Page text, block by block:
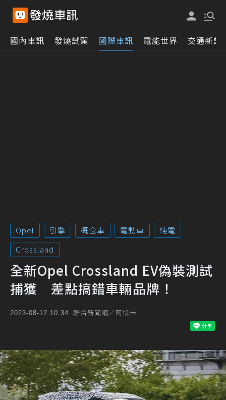
國內車訊 發燒試駕 國際車訊 電能世界 交通新訊
Opel 引擎 概念車 電動車
純電
Crossland
全新Opel Crossland EV偽裝測試
捕獲 差點搞錯車輛品牌！
2023-08-12 10:34 聯合新聞網／阿恰卡